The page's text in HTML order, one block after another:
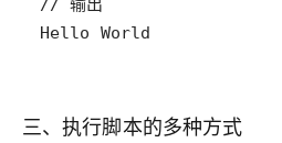
Hello World
三、执行脚本的多种方式